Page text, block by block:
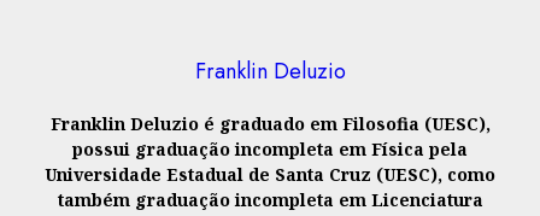
Franklin Deluzio
Franklin Deluzio é graduado em Filosofia (UESC),
possui graduação incompleta em Física pela
Universidade Estadual de Santa Cruz (UESC), como
também graduação incompleta em Licenciatura